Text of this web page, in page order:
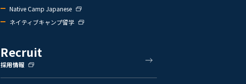
Native Camp Japanese
ネイティブキャンプ留学
Recruit
採用情報